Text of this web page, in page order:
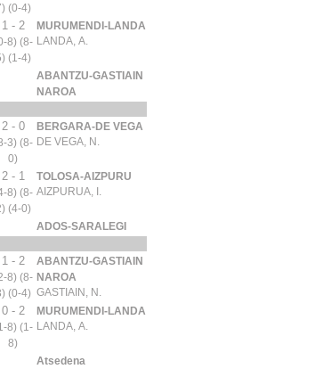
(0-4)
1 - 2
8) (8-
(1-4)
MURUMENDI-LANDA
LANDA, A.
ABANTZU-GASTIAIN
NAROA
2 - 0
3) (8-
0)
BERGARA-DE VEGA
DE VEGA, N.
2 - 1
8) (8-
(4-0)
TOLOSA-AIZPURU
AIZPURUA, I.
ADOS-SARALEGI
1 - 2
8) (8-
(0-4)
ABANTZU-GASTIAIN
NAROA
GASTIAIN, N.
0 - 2
8) (1-
8)
MURUMENDI-LANDA
LANDA, A.
Atsedena